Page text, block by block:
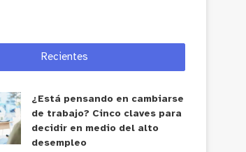
Recientes
¿Está pensando en cambiarse
de trabajo? Cinco claves para
decidir en medio del alto
desempleo